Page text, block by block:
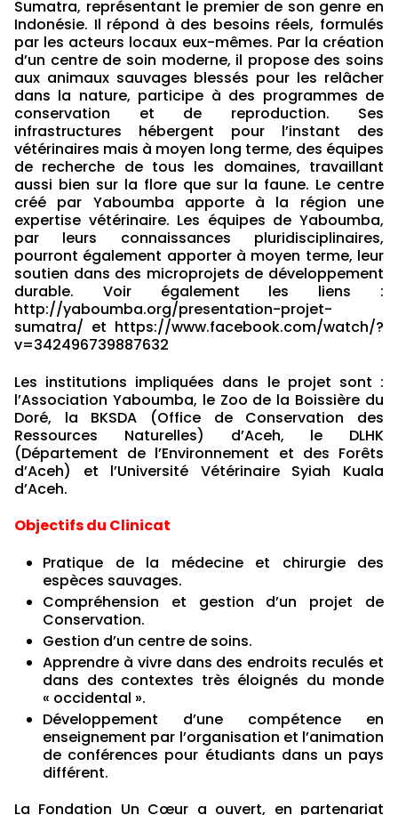
Sumatra, représentant le premier de son genre en
Indonésie. Il répond à des besoins réels, formulés
par les acteurs locaux eux-mêmes. Par la création
d’un centre de soin moderne, il propose des soins
aux animaux sauvages blessés pour les relâcher
dans la nature, participe à des programmes de
conservation et de reproduction. Ses
infrastructures hébergent pour l’instant des
vétérinaires mais à moyen long terme, des équipes
de recherche de tous les domaines, travaillant
aussi bien sur la flore que sur la faune. Le centre
créé par Yaboumba apporte à la région une
expertise vétérinaire. Les équipes de Yaboumba,
par leurs connaissances pluridisciplinaires,
pourront également apporter à moyen terme, leur
soutien dans des microprojets de développement
durable. Voir également les liens :
http://yaboumba.org/presentation-projet-
sumatra/ et https://www.facebook.com/watch/?
v=342496739887632
Les institutions impliquées dans le projet sont :
l’Association Yaboumba, le Zoo de la Boissière du
Doré, la BKSDA (Office de Conservation des
Ressources Naturelles) d’Aceh, le DLHK
(Département de l’Environnement et des Forêts
d’Aceh) et l’Université Vétérinaire Syiah Kuala
d’Aceh.
Objectifs du Clinicat
Pratique de la médecine et chirurgie des
espèces sauvages.
Compréhension et gestion d’un projet de
Conservation.
Gestion d’un centre de soins.
Apprendre à vivre dans des endroits reculés et
dans des contextes très éloignés du monde
« occidental ».
Développement d’une compétence en
enseignement par l’organisation et l’animation
de conférences pour étudiants dans un pays
différent.
La Fondation Un Cœur a ouvert, en partenariat